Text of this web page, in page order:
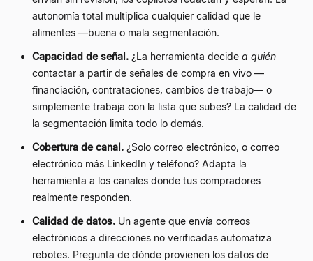
autonomía total multiplica cualquier calidad que le
alimentes —buena o mala segmentación.
Capacidad de señal. ¿La herramienta decide a quién
contactar a partir de señales de compra en vivo —
financiación, contrataciones, cambios de trabajo— o
simplemente trabaja con la lista que subes? La calidad de
la segmentación limita todo lo demás.
Cobertura de canal. ¿Solo correo electrónico, o correo
electrónico más LinkedIn y teléfono? Adapta la
herramienta a los canales donde tus compradores
realmente responden.
Calidad de datos. Un agente que envía correos
electrónicos a direcciones no verificadas automatiza
rebotes. Pregunta de dónde provienen los datos de